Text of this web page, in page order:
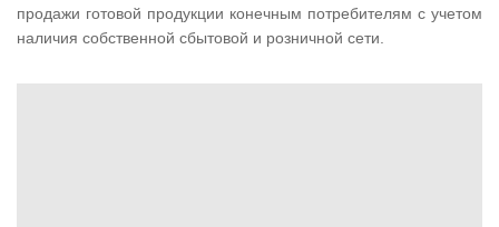
продажи готовой продукции конечным потребителям с учетом
наличия собственной сбытовой и розничной сети.